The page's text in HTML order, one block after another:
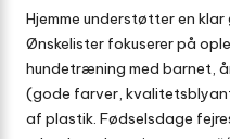
Hjemme understøtter en klar
Ønskelister fokuserer på
hundetræning med barnet,
(gode farver,
af plastik. Fødselsdage